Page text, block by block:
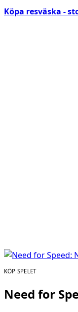
Köpa resväska -
KÖP SPELET
Need for